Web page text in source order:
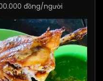
đồng/người